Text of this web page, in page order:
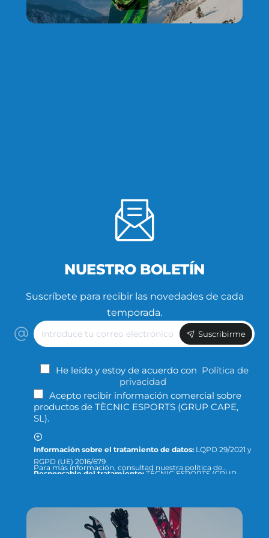
NUESTRO BOLETÍN
Suscríbete para recibir las novedades de cada
temporada.
Introduce
tu
correo
Suscribirme
He leído y estoy de acuerdo con Política de
privacidad
Acepto recibir información comercial sobre
productos de TÈCNIC ESPORTS (GRUP CAPE,
SL).
Información sobre el tratamiento de datos: LQPD 29/2021 y
RGPD (UE) 2016/679
Responsable del tratamiento:
productos.
Consentimiento de la persona interesada.
Los datos no se cederán a terceros, salvo que
Para más información, consultad nuestra política de